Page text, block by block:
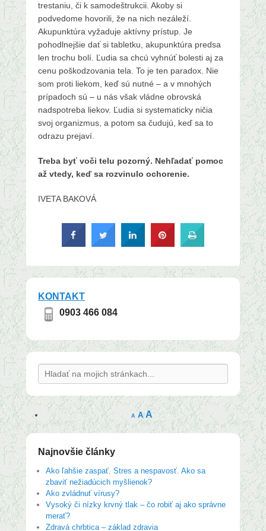
trestaniu, či k samodeštrukcii. Akoby si
podvedome hovorili, že na nich nezáleží.
Akupunktúra vyžaduje aktívny prístup. Je
pohodlnejšie dať si tabletku, akupunktúra predsa
len trochu bolí. Ľudia sa chcú vyhnúť bolesti aj za
cenu poškodzovania tela. To je ten paradox. Nie
som proti liekom, keď sú nutné – a v mnohých
prípadoch sú – u nás však vládne obrovská
nadspotreba liekov. Ľudia si systematicky ničia
svoj organizmus, a potom sa čudujú, keď sa to
odrazu prejaví.
Treba byť voči telu pozorný. Nehľadať pomoc
až vtedy, keď sa rozvinulo ochorenie.
IVETA BAKOVÁ
KONTAKT
0903 466 084
Search
A A A
Najnovšie články
Ako ľahšie zaspať. Stres a nespavosť. Ako sa
zbaviť nežiadúcich myšlienok?
Ako zvládnuť vírusy?
Vysoký či nízky krvný tlak – čo robiť aj ako správne
merať?
Zdravá chrbtica – základ zdravia